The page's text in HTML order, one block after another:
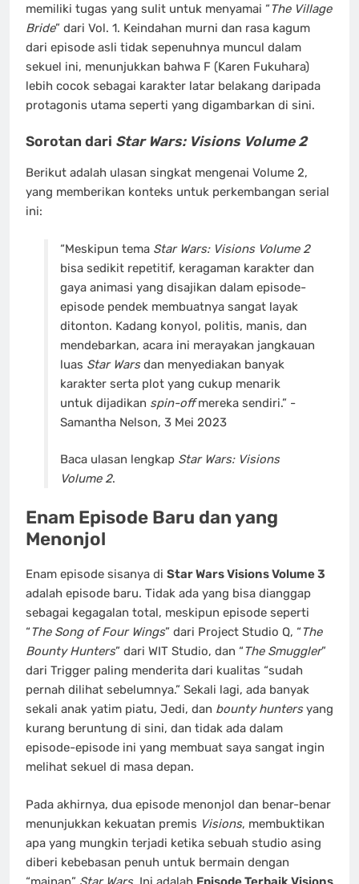
memiliki tugas yang sulit untuk menyamai “The Village
Bride” dari Vol. 1. Keindahan murni dan rasa kagum
dari episode asli tidak sepenuhnya muncul dalam
sekuel ini, menunjukkan bahwa F (Karen Fukuhara)
lebih cocok sebagai karakter latar belakang daripada
protagonis utama seperti yang digambarkan di sini.
Sorotan dari Star Wars: Visions Volume 2
Berikut adalah ulasan singkat mengenai Volume 2,
yang memberikan konteks untuk perkembangan serial
ini:
“Meskipun tema Star Wars: Visions Volume 2
bisa sedikit repetitif, keragaman karakter dan
gaya animasi yang disajikan dalam episode-
episode pendek membuatnya sangat layak
ditonton. Kadang konyol, politis, manis, dan
mendebarkan, acara ini merayakan jangkauan
luas Star Warsdan menyediakan banyak
karakter serta plot yang cukup menarik
untuk dijadikan spin-offmereka sendiri.” -
Samantha Nelson, 3 Mei 2023
Baca ulasan lengkap Star Wars: Visions
Volume 2.
Enam Episode Baru dan yang
Menonjol
Enam episode sisanya di Star Wars Visions Volume 3
adalah episode baru. Tidak ada yang bisa dianggap
sebagai kegagalan total, meskipun episode seperti
“The Song of Four Wings” dari Project Studio Q, “The
Bounty Hunters” dari WIT Studio, dan “The Smuggler”
dari Trigger paling menderita dari kualitas “sudah
pernah dilihat sebelumnya.” Sekali lagi, ada banyak
sekali anak yatim piatu, Jedi, dan bounty huntersyang
kurang beruntung di sini, dan tidak ada dalam
episode-episode ini yang membuat saya sangat ingin
melihat sekuel di masa depan.
Pada akhirnya, dua episode menonjol dan benar-benar
menunjukkan kekuatan premis Visions, membuktikan
apa yang mungkin terjadi ketika sebuah studio asing
diberi kebebasan penuh untuk bermain dengan